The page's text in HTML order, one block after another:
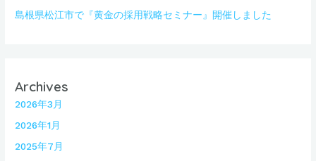
島根県松江市で『黄金の採用戦略セミナー』開催しました
Archives
2026年3月
2026年1月
2025年7月